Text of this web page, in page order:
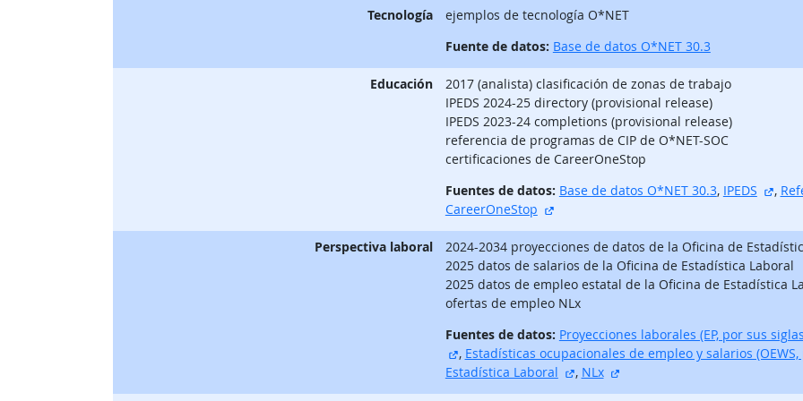
Tecnología
ejemplos de tecnología O*NET
Fuente de datos: Base de datos O*NET 30.3
Educación
2017 (analista) clasificación de zonas de trabajo
IPEDS 2024-25 directory (provisional release)
IPEDS 2023-24 completions (provisional release)
referencia de programas de CIP de O*NET-SOC
certificaciones de CareerOneStop
Fuentes de datos: Base de datos O*NET 30.3, IPEDS sitio
,
CareerOneStop
sitio externo
Perspectiva laboral
2024-2034 proyecciones de datos de la Oficina de
2025 datos de salarios de la Oficina de Estadística Laboral
2025 datos de empleo estatal de la Oficina de Estadística
ofertas de empleo NLx
Fuentes de datos: Proyecciones laborales (EP, por sus
sitio externo
, Estadísticas ocupacionales de empleo y salarios
Estadística Laboral
sitio externo
, NLx